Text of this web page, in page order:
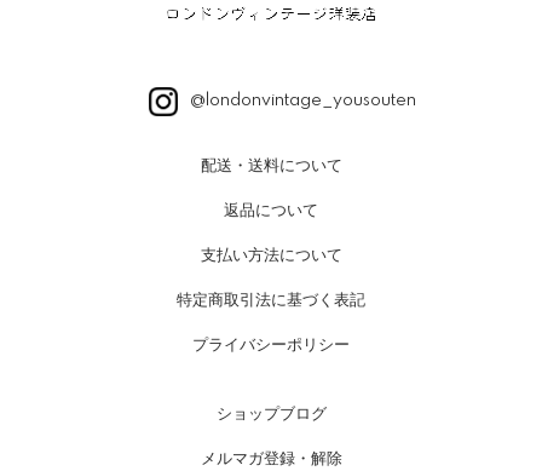
@londonvintage_yousouten
配送・送料について
返品について
支払い方法について
特定商取引法に基づく表記
プライバシーポリシー
ショップブログ
メルマガ登録・解除